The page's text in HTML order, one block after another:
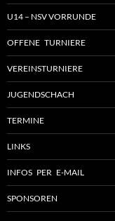
U14 – NSV VORRUNDE
OFFENE TURNIERE
VEREINSTURNIERE
JUGENDSCHACH
TERMINE
LINKS
INFOS PER E-MAIL
SPONSOREN